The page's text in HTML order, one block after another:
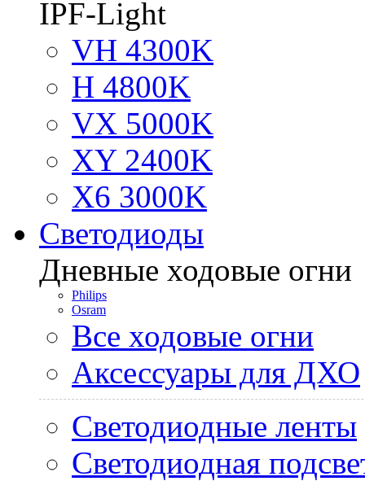
IPF-Light
VH 4300K
H 4800K
VX 5000K
XY 2400K
X6 3000K
Светодиоды
Дневные ходовые огни
Philips
Osram
Все ходовые огни
Аксессуары для ДХО
Светодиодные ленты
Светодиодная